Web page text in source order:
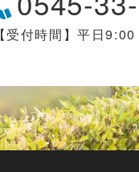
【受付時間】平日